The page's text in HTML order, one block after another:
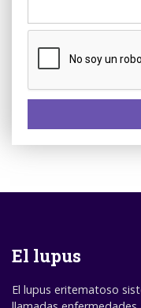
El lupus
El lupus eritematoso